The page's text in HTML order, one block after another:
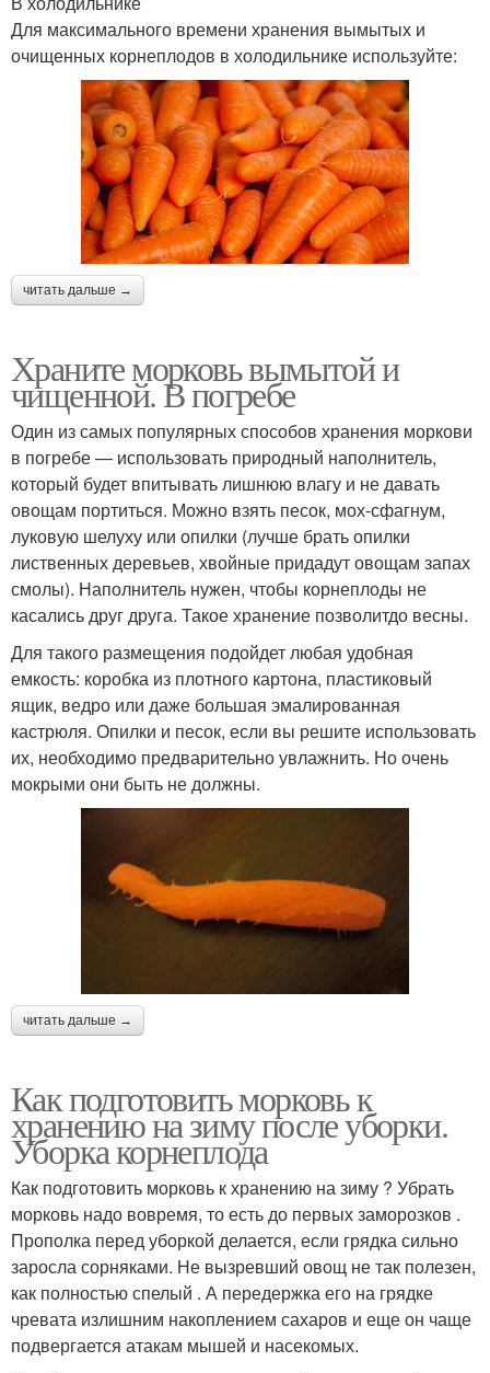
Для максимального времени хранения вымытых и
очищенных корнеплодов в холодильнике используйте:
читать дальше →
Храните морковь вымытой и
чищенной. В погребе
Один из самых популярных способов хранения моркови
в погребе — использовать природный наполнитель,
который будет впитывать лишнюю влагу и не давать
овощам портиться. Можно взять песок, мох-сфагнум,
луковую шелуху или опилки (лучше брать опилки
лиственных деревьев, хвойные придадут овощам запах
смолы). Наполнитель нужен, чтобы корнеплоды не
касались друг друга. Такое хранение позволитдо весны.
Для такого размещения подойдет любая удобная
емкость: коробка из плотного картона, пластиковый
ящик, ведро или даже большая эмалированная
кастрюля. Опилки и песок, если вы решите использовать
их, необходимо предварительно увлажнить. Но очень
мокрыми они быть не должны.
читать дальше →
Как подготовить морковь к
хранению на зиму после уборки.
Уборка корнеплода
Как подготовить морковь к хранению на зиму ? Убрать
морковь надо вовремя, то есть до первых заморозков .
Прополка перед уборкой делается, если грядка сильно
заросла сорняками. Не вызревший овощ не так полезен,
как полностью спелый . А передержка его на грядке
чревата излишним накоплением сахаров и еще он чаще
подвергается атакам мышей и насекомых.